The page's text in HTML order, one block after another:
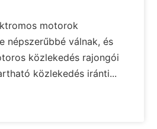
motorok
népszerűbbé válnak, és
közlekedés rajongói
közlekedés iránti...